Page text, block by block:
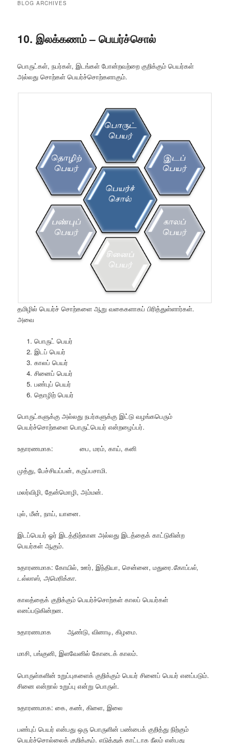
BLOG ARCHIVES
10. இலக்கணம் – பெயர்ச்சொல்
பொருட்கள், நபர்கள், இடங்கள் போன்றவற்றை குறிக்கும் பெயர்கள்
அல்லது சொற்கள் பெயர்ச்சொற்களாகும்.
தமிழில் பெயர்ச் சொற்களை ஆறு வகைகளாகப் பிரித்துள்ளார்கள்.
அவை
பொருட் பெயர்
இடப் பெயர்
காலப் பெயர்
சினைப் பெயர்
பண்புப் பெயர்
தொழிற் பெயர்
பொருட்களுக்கு அல்லது நபர்களுக்கு இட்டு வழங்கபெரும்
பெயர்ச்சொற்களை பொருட்பெயர் என்றழைப்பர்.
உதாரணமாக: பை, மரம், காய், கனி
முத்து, பேச்சியப்பன், கருப்பசாமி.
மலர்விழி, தேன்மொழி, அம்மன்.
புல், மீன், நாய், யானை.
இடப்பெயர் ஓர் இடத்திற்கான அல்லது இடத்தைக் காட்டுகின்ற
பெயர்கள் ஆகும்.
உதாரணமாக: கோயில், ஊர், இந்தியா, சென்னை, மதுரை.கோப்பல்,
டல்லாஸ்,அமெரிக்கா.
காலத்தைக் குறிக்கும் பெயர்ச்சொற்கள் காலப் பெயர்கள்
எனப்படுகின்றன.
உதாரணமாக ஆண்டு, வினாடி, கிழமை.
மாசி, பங்குனி, இளவேனில் கோடைக் காலம்.
பொருள்களின் உறுப்புகளைக் குறிக்கும் பெயர் சினைப் பெயர் எனப்படும்.
சினை என்றால் உறுப்பு என்று பொருள்.
உதாரணமாக: கை, கண், கிளை, இலை
பண்புப் பெயர் என்பது ஒரு பொருளின் பண்பைக் குறித்து நிற்கும்
பெயர்ச்சொல்லைக் குறிக்கும். எடுத்துக் காட்டாக நீலம் என்பது